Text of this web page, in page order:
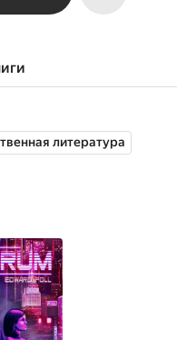
литература